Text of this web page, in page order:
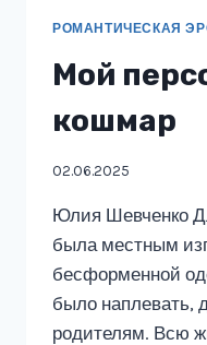
РОМАНТИЧЕСКАЯ
Мой
кошмар
02.06.2025
Юлия Шевченко
была местным
бесформенной
было наплевать,
родителям. Всю